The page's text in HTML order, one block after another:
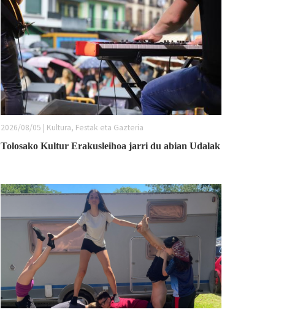
2026/08/05 | Kultura, Festak eta Gazteria
Tolosako Kultur Erakusleihoa jarri du abian Udalak